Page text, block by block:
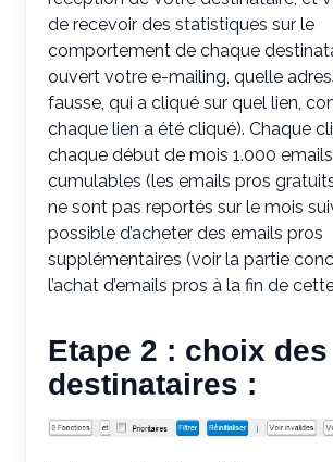
de recevoir des statistiques sur le
comportement de chaque
ouvert votre e-mailing, quelle
fausse, qui a cliqué sur quel lien,
chaque lien a été cliqué). Chaque
chaque début de mois 1.000
cumulables (les emails pros
ne sont pas reportés sur le mois
possible d’acheter des emails pros
supplémentaires (voir la partie
l’achat d’emails pros à la fin de
Etape 2 : choix des
destinataires :